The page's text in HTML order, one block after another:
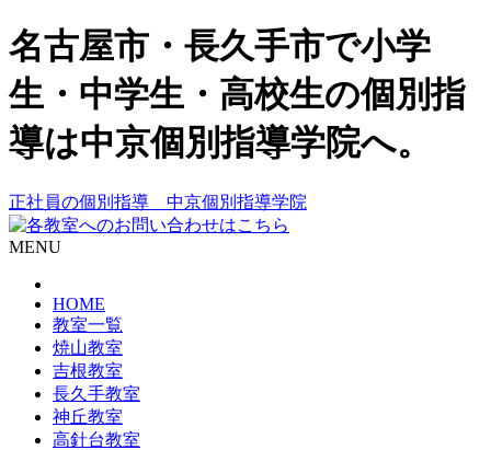
名古屋市・長久手市で小学
生・中学生・高校生の個別指
導は中京個別指導学院へ。
正社員の個別指導 中京個別指導学院
MENU
HOME
教室一覧
焼山教室
吉根教室
長久手教室
神丘教室
高針台教室